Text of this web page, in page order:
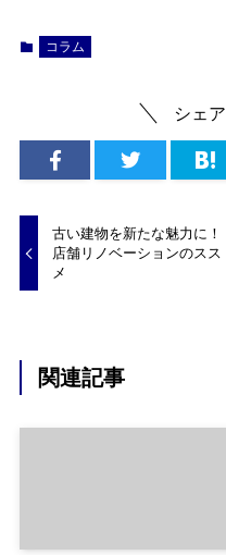
コラム
シェ
古い建物を新たな魅力に！
店舗リノベーションのスス
メ
関連記事